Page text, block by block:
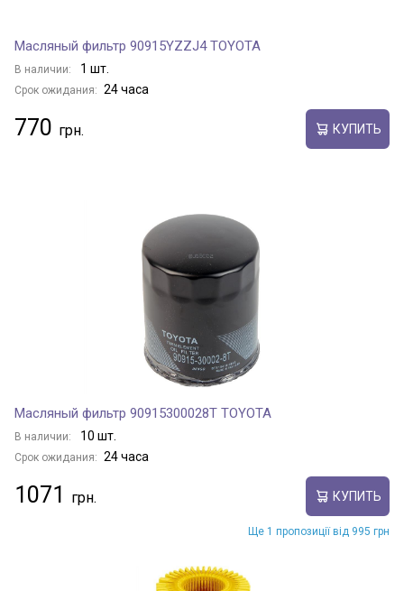
Масляный фильтр 90915YZZJ4 TOYOTA
В наличии: 1 шт.
Срок ожидания: 24 часа
770 КУПИТЬ
Масляный фильтр 90915300028T TOYOTA
В наличии: 10 шт.
Срок ожидания: 24 часа
1071 КУПИТЬ
Ще 1 пропозиції від 995 грн